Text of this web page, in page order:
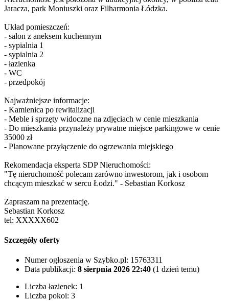
Jaracza, park Moniuszki oraz Filharmonia Łódzka.
Układ pomieszczeń:
- salon z aneksem kuchennym
- sypialnia 1
- sypialnia 2
- łazienka
- WC
- przedpokój
Najważniejsze informacje:
- Kamienica po rewitalizacji
- Meble i sprzęty widoczne na zdjęciach w cenie mieszkania
- Do mieszkania przynależy prywatne miejsce parkingowe w cenie
35000 zł
- Planowane przyłączenie do ogrzewania miejskiego
Rekomendacja eksperta SDP Nieruchomości:
"Tę nieruchomość polecam zarówno inwestorom, jak i osobom
chcącym mieszkać w sercu Łodzi." - Sebastian Korkosz
Zapraszam na prezentację.
Sebastian Korkosz
tel: XXXXX602
Szczegóły oferty
Numer ogłoszenia w Szybko.pl: 15763311
Data publikacji: 8 sierpnia 2026 22:40 (1 dzień temu)
Liczba łazienek: 1
Liczba pokoi: 3